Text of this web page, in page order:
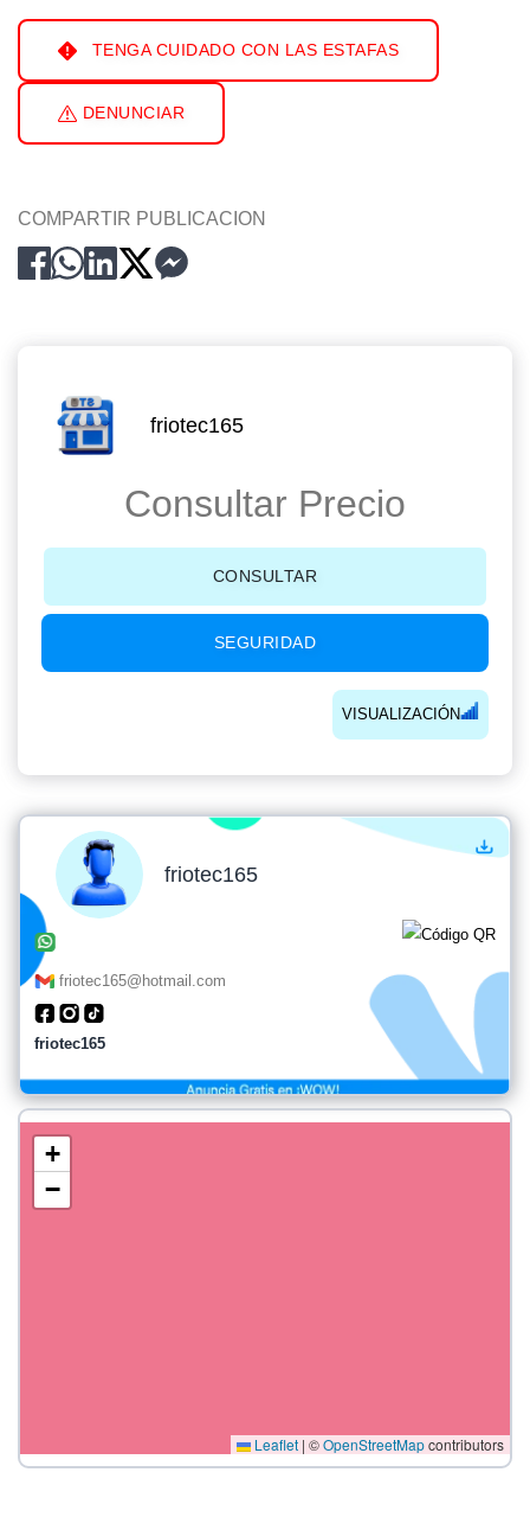
TENGA CUIDADO CON LAS ESTAFAS
DENUNCIAR
COMPARTIR PUBLICACION
friotec165
Consultar Precio
CONSULTAR
SEGURIDAD
VISUALIZACIÓN
friotec165
friotec165@hotmail.com
friotec165
+
−
Leaflet | ©OpenStreetMapcontributors